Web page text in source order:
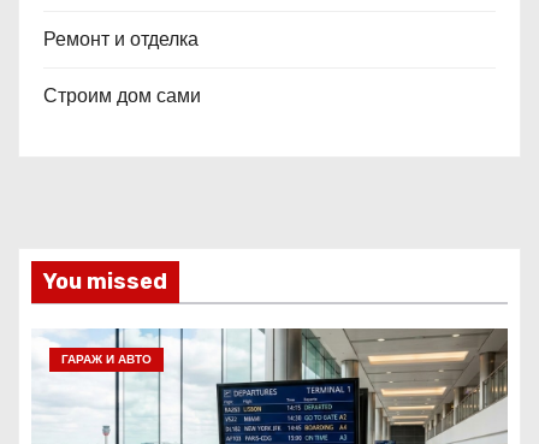
Ремонт и отделка
Строим дом сами
You missed
ГАРАЖ И АВТО